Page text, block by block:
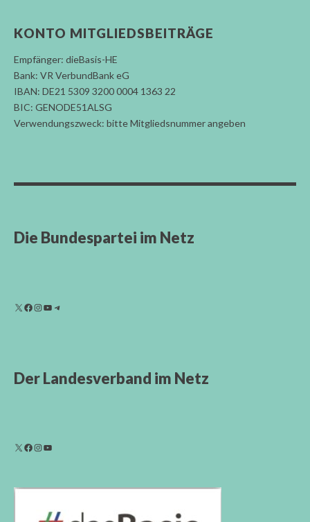
KONTO MITGLIEDSBEITRÄGE
Empfänger: dieBasis-HE
Bank: VR VerbundBank eG
IBAN: DE21 5309 3200 0004 1363 22
BIC: GENODE51ALSG
Verwendungszweck: bitte Mitgliedsnummer angeben
Die Bundespartei im Netz
Der Landesverband im Netz